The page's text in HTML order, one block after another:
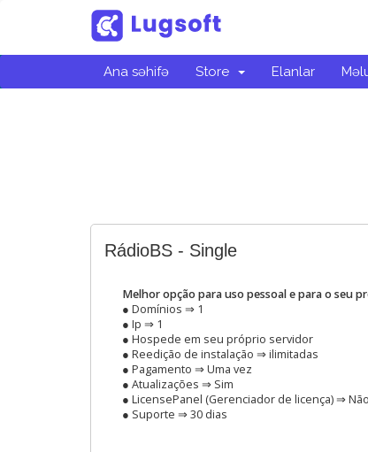
Ana səhifə Store Elanlar
RádioBS - Single
Melhor opção para uso pessoal e para o seu
● Domínios ⇒ 1
● Ip ⇒ 1
● Hospede em seu próprio servidor
● Reedição de instalação ⇒ ilimitadas
● Pagamento ⇒ Uma vez
● Atualizações ⇒ Sim
● LicensePanel (Gerenciador de licença) ⇒ Não
● Suporte ⇒ 30 dias